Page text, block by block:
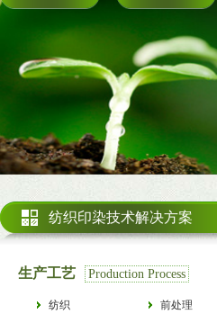
纺织印染技术解决方案
生产工艺 Production Process
纺织
前处理